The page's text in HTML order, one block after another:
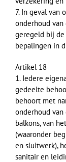
7. In geval van
onderhoud
geregeld bij
bepalingen in
Artikel 18
1. Iedere
gedeelte
behoort met
onderhoud
balkons, van
(waaronder
en sluitwerk),
sanitair en